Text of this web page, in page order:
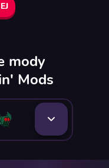
mody
Mods